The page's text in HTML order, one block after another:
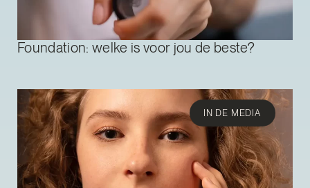
Foundation: welke is voor jou de beste?
IN DE MEDIA